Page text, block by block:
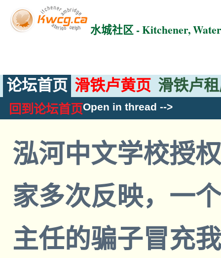
水城社区 - Kitchener,
论坛首页 滑铁卢黄页 滑铁卢
回到论坛首页Open in thread -->
泓河中文学校授
家多次反映，一
主任的骗子冒充